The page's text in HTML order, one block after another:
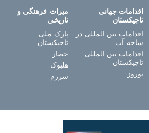
اقدامات جهانی
تاجیکستان
اقدامات بین المللی در
ساحه آب
اقدامات بین المللی
تاجیکستان
نوروز
میراث فرهنگی و
تاریخی
پارک ملی
تاجیکستان
حصار
هلبوک
سرزم